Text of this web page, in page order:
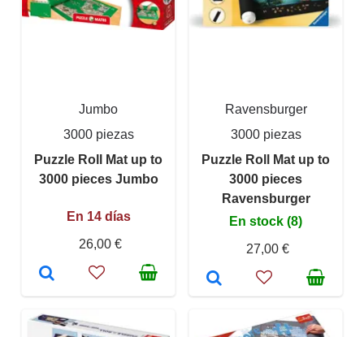
Jumbo
3000 piezas
Puzzle Roll Mat up to
3000 pieces Jumbo
En 14 días
26,00 €
Ravensburger
3000 piezas
Puzzle Roll Mat up to
3000 pieces
Ravensburger
En stock (8)
27,00 €